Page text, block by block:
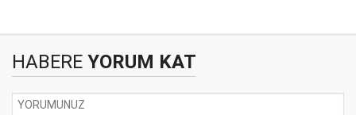
HABERE YORUM KAT